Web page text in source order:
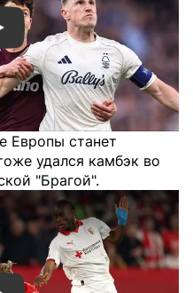
видео YouTube
Европы станет
удался камбэк во
"Брагой".